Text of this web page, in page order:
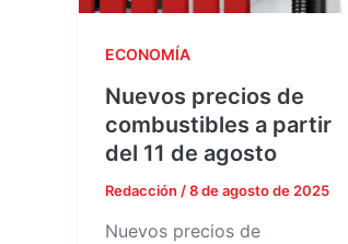
ECONOMÍA
Nuevos precios de
combustibles a partir
del 11 de agosto
Redacción /8 de agosto de 2025
Nuevos precios de